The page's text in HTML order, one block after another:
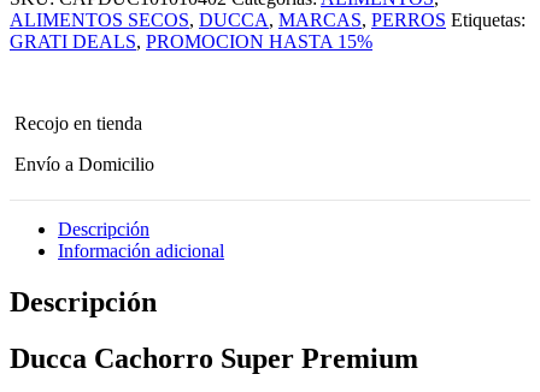
Cachorro
Super
Premium
Kg
cantidad
ALIMENTOS SECOS, DUCCA, MARCAS, PERROS Etiquetas:
GRATI DEALS, PROMOCION HASTA 15%
Recojo en tienda
Envío a Domicilio
Descripción
Información adicional
Descripción
Ducca Cachorro Super Premium